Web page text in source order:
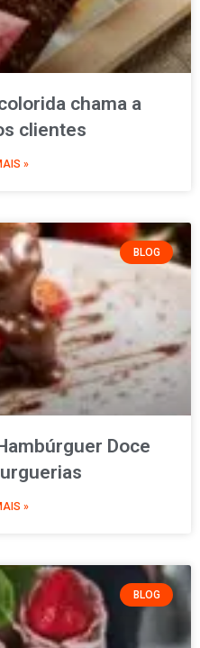
chama a
clientes
»
BLOG
Doce
»
BLOG